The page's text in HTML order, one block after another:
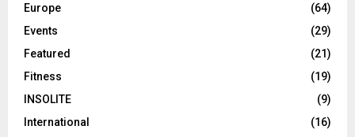
Europe
(64)
Events
(29)
Featured
(21)
Fitness
(19)
INSOLITE
(9)
International
(16)